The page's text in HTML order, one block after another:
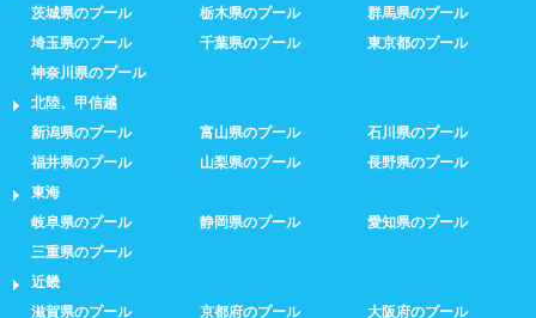
茨城県のプール
栃木県のプール
群馬県のプール
埼玉県のプール
千葉県のプール
東京都のプール
神奈川県のプール
北陸、甲信越
新潟県のプール
富山県のプール
石川県のプール
福井県のプール
山梨県のプール
長野県のプール
東海
岐阜県のプール
静岡県のプール
愛知県のプール
三重県のプール
近畿
滋賀県のプール
京都府のプール
大阪府のプール